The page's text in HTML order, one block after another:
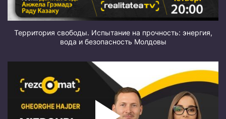
Территория свободы. Испытание на прочность: энергия,
вода и безопасность Молдовы